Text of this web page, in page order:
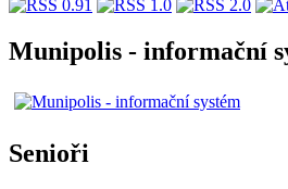
Munipolis - informační
Senioři